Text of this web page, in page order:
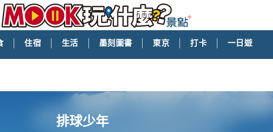
住宿 生活 墨刻圖書 東京 打卡 一日遊
排球少年